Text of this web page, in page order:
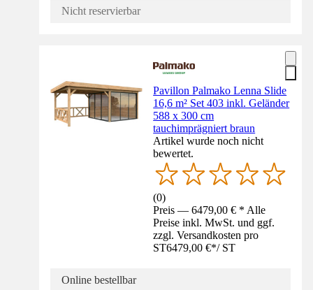
Nicht reservierbar
Pavillon Palmako Lenna Slide
16,6 m² Set 403 inkl. Geländer
588 x 300 cm
tauchimprägniert braun
Artikel wurde noch nicht
bewertet.
(0)
Preis — 6479,00 € * Alle
Preise inkl. MwSt. und ggf.
zzgl. Versandkosten pro
ST6479,00 €*/ ST
Online bestellbar